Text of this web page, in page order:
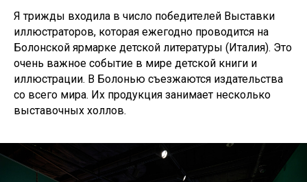
Я трижды входила в число победителей Выставки
иллюстраторов, которая ежегодно проводится на
Болонской ярмарке детской литературы (Италия). Это
очень важное событие в мире детской книги и
иллюстрации. В Болонью съезжаются издательства
со всего мира. Их продукция занимает несколько
выставочных холлов.